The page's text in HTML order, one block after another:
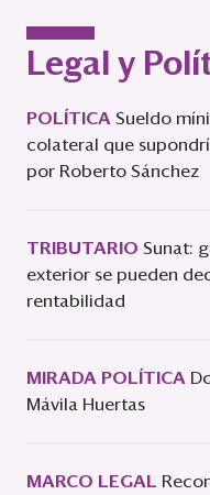
Legal y
POLÍTICA Sueldo
colateral que
por Roberto Sánchez
TRIBUTARIO Sunat:
exterior se pueden
rentabilidad
MIRADA POLÍTICA
Mávila Huertas
MARCO LEGAL